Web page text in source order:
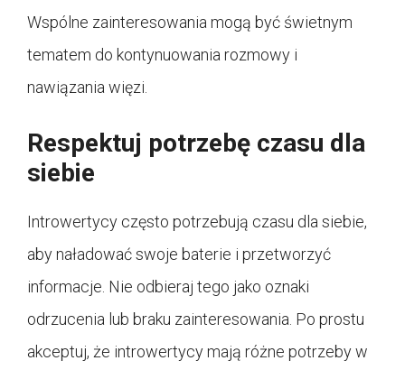
Wspólne zainteresowania mogą być świetnym
tematem do kontynuowania rozmowy i
nawiązania więzi.
Respektuj potrzebę czasu dla
siebie
Introwertycy często potrzebują czasu dla siebie,
aby naładować swoje baterie i przetworzyć
informacje. Nie odbieraj tego jako oznaki
odrzucenia lub braku zainteresowania. Po prostu
akceptuj, że introwertycy mają różne potrzeby w